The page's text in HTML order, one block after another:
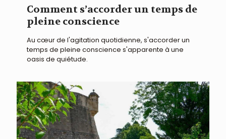
Comment s’accorder un temps de
pleine conscience
Au cœur de l'agitation quotidienne, s'accorder un
temps de pleine conscience s'apparente à une
oasis de quiétude.